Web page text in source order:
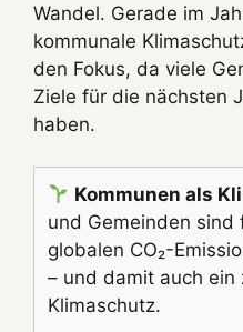
Wandel. Gerade im
kommunale
den Fokus, da viele
Ziele für die nächsten
haben.
Kommunen als
und Gemeinden sind
globalen CO₂-
– und damit auch
Klimaschutz.